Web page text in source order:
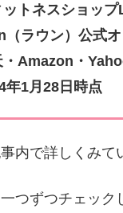
ットネスショッ
（ラウン）公式
・Amazon・
1月28日時点
内で詳しくみて
つずつチェック